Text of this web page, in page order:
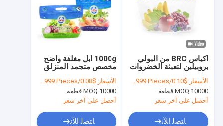
1000g أبل مغلفة واضح
مخصص متجمد المنزلق
أكياس البلاستيك زيبر
الأسعار:$0.08/Pieces 10000-99999 Pieces
MOQ:10000 قطعة
أحصل على آخر سعر
ﺎﺘﺼﻟ ﺍﻶﻧ
أكياس BRC من البولي
بروبيلين لتعبئة الخضروات
OPP للفواكه
الأسعار:$0.10/Pieces 10000-99999 Pieces
MOQ:10000 قطعة
أحصل على آخر سعر
ﺎﺘﺼﻟ ﺍﻶﻧ